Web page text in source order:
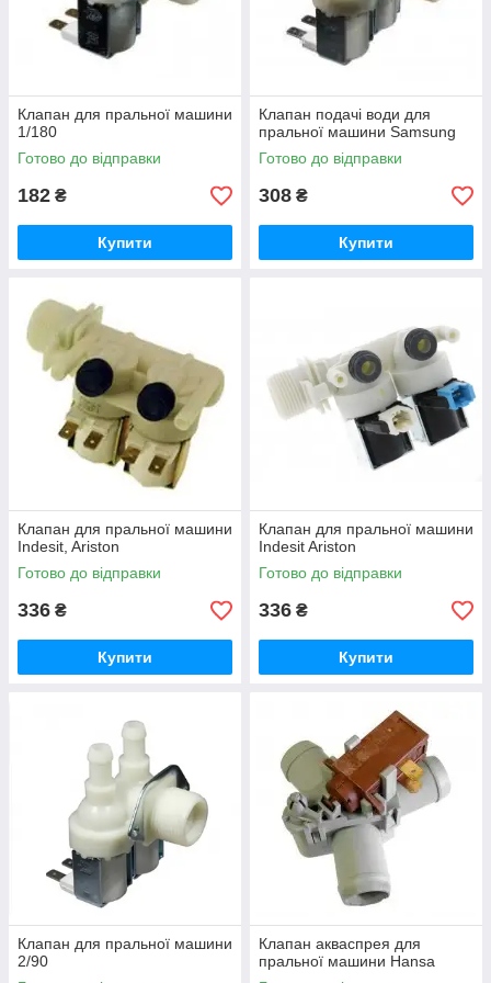
Клапан акваспрея для пральної машини Hansa
Вироби є повноцінним повторенням заводської деталі за
всіма параметрами, тому ідеально лягають у посадкові
місця. Універсальні деталі з міцного пластику та металу, які
витримують механічні навантаження, що виникають під час
Дізнатися детальну інформацію
магазині «Хіти продажу»
Завдяки великому асортименту можна
Оформлення заявки самостійне на сайті
або за допомогою консультанта.
Всі вироби є в наявності, відправлення
відбувається на день оплати замовлення.
Сплатити можна будь-яким способом,
Робота компанії в режимі 24/7, тому
Клапан для пральної машини
1/180
Готово до відправки
182 ₴
Купити
Клапан подачі води для
пральної машини Samsung
Готово до відправки
308 ₴
Купити
Клапан для пральної машини
Indesit, Ariston
Готово до відправки
336 ₴
Купити
Клапан для пральної машини
Indesit Ariston
Готово до відправки
336 ₴
Купити
Клапан для пральної машини
2/90
Клапан акваспрея для
пральної машини Hansa